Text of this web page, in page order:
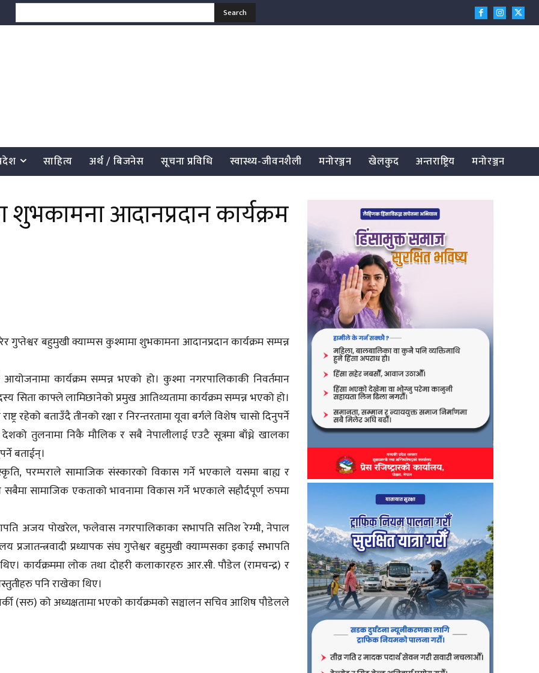
Search
साहित्य अर्थ / बिजनेस सूचना प्रविधि स्वास्थ्य-जीवनशैली मनोरञ्जन खेलकुद अन्तराष्ट्रिय मनोरञ्जन
आदानप्रदान कार्यक्रम
बहुमुखी क्याम्पस कुश्मामा शुभकामना आदानप्रदान कार्यक्रम सम्पन्न
कार्यक्रम सम्पन्न भएको हो। कुश्मा नगरपालिकाकी निवर्तमान
सिता काफ्ले लामिछानेको प्रमुख आतिथ्यतामा कार्यक्रम सम्पन्न भएको हो।
रहेको बताउँदै तीनको रक्षा र निरन्तरतामा यूवा बर्गले विशेष चासो दिनुपर्ने
तुलनामा निकै मौलिक र सबै नेपालीलाई एउटै सूत्रमा बाँध्ने खालका
बताईन्।
परम्पराले सामाजिक संस्कारको विकास गर्ने भएकाले यसमा बाह्य र
सामाजिक एकताको भावनामा विकास गर्ने भएकाले सहौर्दपूर्ण रुपमा
अजय पोखरेल, फलेवास नगरपालिकाका सभापति सतिश रेग्मी, नेपाल
प्रजातन्त्रवादी प्रध्यापक संघ गुप्तेश्वर बहुमुखी क्याम्पसका इकाई सभापति
कार्यक्रममा लोक तथा दोहरी कलाकारहरु आर.सी. पौडेल (रामचन्द्र) र
पनि राखेका थिए।
(सरु) को अध्यक्षतामा भएको कार्यक्रमको सञ्चालन सचिव आशिष पौडेलले